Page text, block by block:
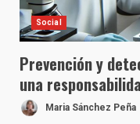
Social
Prevención y
una
Maria Sánchez Peña